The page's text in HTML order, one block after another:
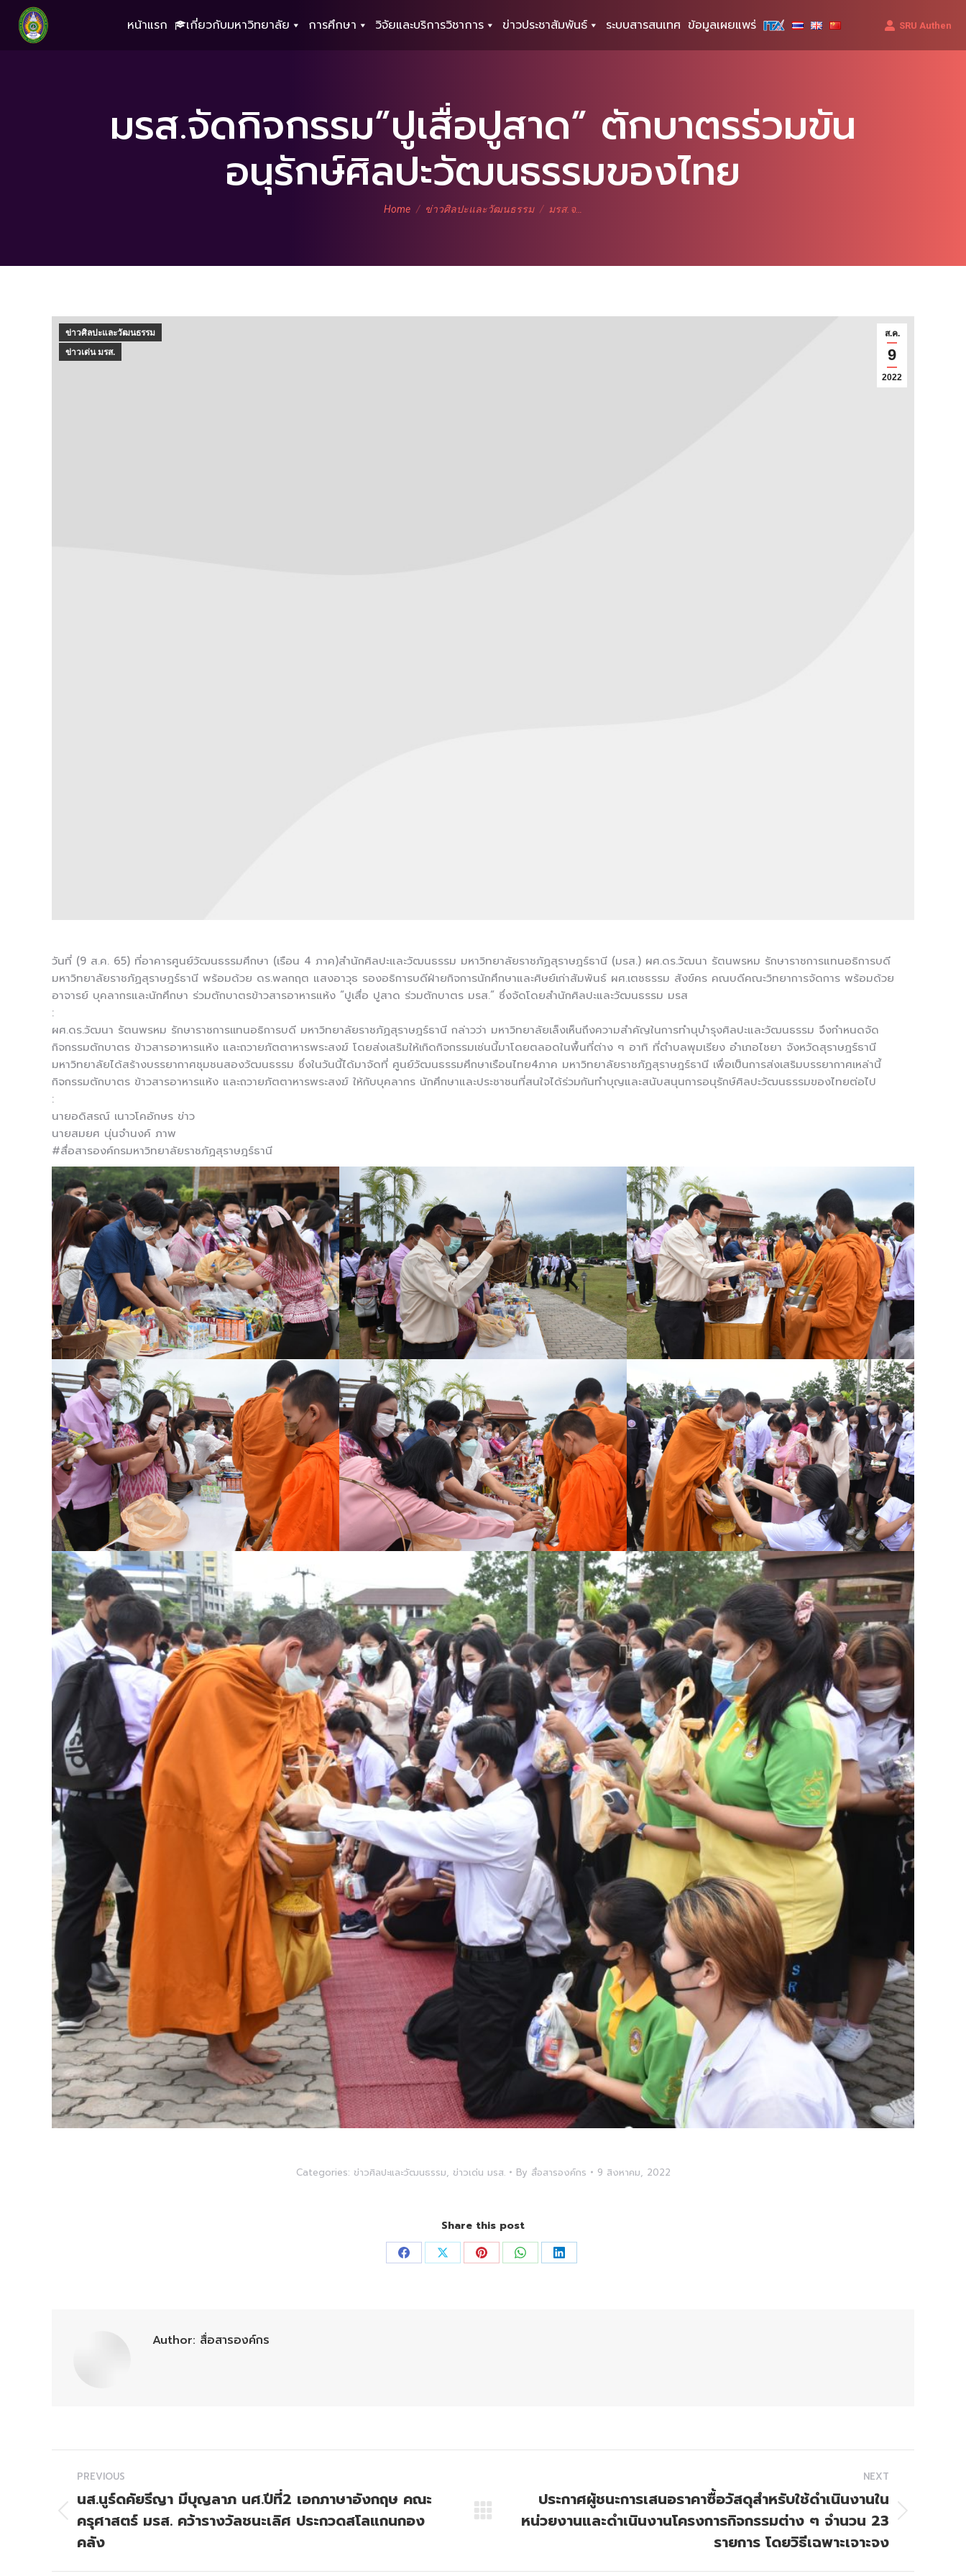
หน้าแรก เกี่ยวกับมหาวิทยาลัย การศึกษา วิจัยและบริการวิชาการ ข่าวประชาสัมพันธ์ ระบบสารสนเทศ ข้อมูลเผยแพร่ SRU Authen
มรส.จัดกิจกรรม”ปูเสื่อปูสาด” ตักบาตรร่วมขัน
อนุรักษ์ศิลปะวัฒนธรรมของไทย
You are here:
Home ข่าวศิลปะและวัฒนธรรม มรส.จ…
ส.ค.
9
2022
ข่าวศิลปะและวัฒนธรรม
ข่าวเด่น มรส.
วันที่ (9 ส.ค. 65) ที่อาคารศูนย์วัฒนธรรมศึกษา (เรือน 4 ภาค)สำนักศิลปะและวัฒนธรรม มหาวิทยาลัยราชภัฏสุราษฎร์ธานี (มรส.) ผศ.ดร.วัฒนา รัตนพรหม รักษาราชการแทนอธิการบดี
มหาวิทยาลัยราชภัฏสุราษฎร์ธานี พร้อมด้วย ดร.พลกฤต แสงอาวุธ รองอธิการบดีฝ่ายกิจการนักศึกษาและศิษย์เก่าสัมพันธ์ ผศ.เตชธรรม สังข์คร คณบดีคณะวิทยาการจัดการ พร้อมด้วย
อาจารย์ บุคลากรและนักศึกษา ร่วมตักบาตรข้าวสารอาหารแห้ง “ปูเสื่อ ปูสาด ร่วมตักบาตร มรส.” ซึ่งจัดโดยสำนักศิลปะและวัฒนธรรม มรส
:
ผศ.ดร.วัฒนา รัตนพรหม รักษาราชการเเทนอธิการบดี มหาวิทยาลัยราชภัฏสุราษฎร์ธานี กล่าวว่า มหาวิทยาลัยเล็งเห็นถึงความสำคัญในการทำนุบำรุงศิลปะและวัฒนธรรม จึงกำหนดจัด
กิจกรรมตักบาตร ข้าวสารอาหารแห้ง และถวายภัตตาหารพระสงฆ์ โดยส่งเสริมให้เกิดกิจกรรมเช่นนี้มาโดยตลอดในพื้นที่ต่าง ๆ อาทิ ที่ตำบลพุมเรียง อำเภอไชยา จังหวัดสุราษฎร์ธานี
มหาวิทยาลัยได้สร้างบรรยากาศชุมชนสองวัฒนธรรม ซึ่งในวันนี้ได้มาจัดที่ ศูนย์วัฒนธรรมศึกษาเรือนไทย4ภาค มหาวิทยาลัยราชภัฏสุราษฎร์ธานี เพื่อเป็นการส่งเสริมบรรยากาศเหล่านี้
กิจกรรมตักบาตร ข้าวสารอาหารแห้ง และถวายภัตตาหารพระสงฆ์ ให้กับบุคลากร นักศึกษาและประชาชนที่สนใจได้ร่วมกันทำบุญและสนับสนุนการอนุรักษ์ศิลปะวัฒนธรรมของไทยต่อไป
:
นายอดิสรณ์ เนาวโคอักษร ข่าว
นายสมยศ นุ่นจำนงค์ ภาพ
#สื่อสารองค์กรมหาวิทยาลัยราชภัฏสุราษฎร์ธานี
Categories: ข่าวศิลปะและวัฒนธรรม, ข่าวเด่น มรส. By สื่อสารองค์กร 9 สิงหาคม, 2022
Share this post
Share Share Share Share Share
Author: สื่อสารองค์กร
Post
navigation
PREVIOUS
Previous
post:
นส.นูร์ดคัยรีญา มีบุญลาภ นศ.ปีที่2 เอกภาษาอังกฤษ คณะ
ครุศาสตร์ มรส. คว้ารางวัลชนะเลิศ ประกวดสโลแกนกอง
คลัง
NEXT
Next
ประกาศผู้ชนะการเสนอราคาซื้อวัสดุสำหรับใช้ดำเนินงานใน
หน่วยงานและดำเนินงานโครงการกิจกรรมต่าง ๆ จำนวน 23
รายการ โดยวิธีเฉพาะเจาะจง